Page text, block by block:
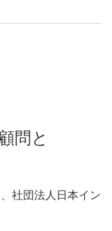
問と
社団法人日本イン